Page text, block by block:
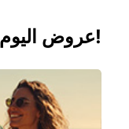
عروض اليوم لتأجير السيارات والفانات!